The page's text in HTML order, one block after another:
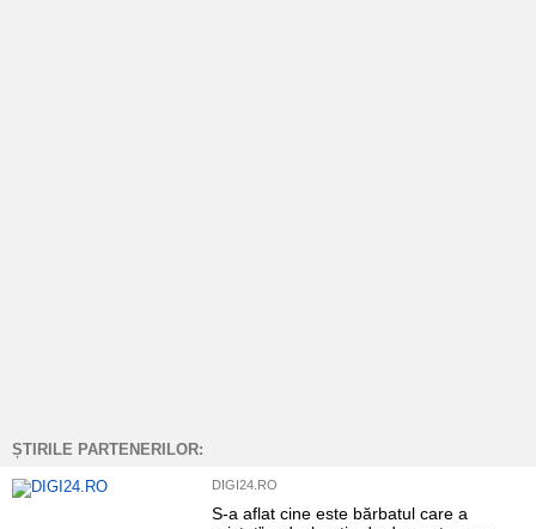
ȘTIRILE PARTENERILOR:
DIGI24.RO
S-a aflat cine este bărbatul care a